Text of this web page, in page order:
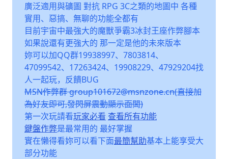
廣泛適用與礦圖 對抗 RPG 3C之類的地圖中 各種
實用、惡搞、無聊的功能全都有
目前宇宙中最強大的魔獸爭霸3冰封王座作弊腳本
如果說還有更強大的 那一定是他的未來版本
妳可以加QQ群19938997、7803814、
47099542、17263424、19908229、47929204找
人一起玩，反饋BUG
MSN作弊群 group101672@msnzone.cn(直接加
為好友即可,發閃屏震動顯示面闆)
第一次玩請看玩家必看 查看所有功能
鍵盤作弊是最常用的 最好掌握
實在懶得看妳可以看下面最簡幫助基本上能享受大
部分功能